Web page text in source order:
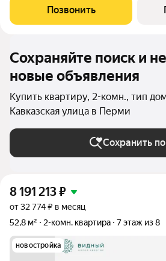
дома. 2.В шаговой доступности
сады, медицинские
Позвонить
Сохраняйте поиск и
новые объявления
Купить квартиру, 2-комн., тип
Кавказская улица в Перми
Сохранить
8 191 213₽
от 32 774 ₽ в месяц
52,8 м²
2-комн. квартира 7 этаж из 8
новостройка